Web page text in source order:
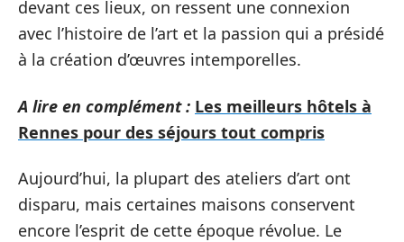
devant ces lieux, on ressent une connexion
avec l’histoire de l’art et la passion qui a présidé
à la création d’œuvres intemporelles.
A lire en complément : Les meilleurs hôtels à
Rennes pour des séjours tout compris
Aujourd’hui, la plupart des ateliers d’art ont
disparu, mais certaines maisons conservent
encore l’esprit de cette époque révolue. Le